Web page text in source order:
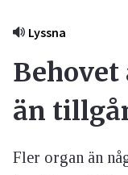
Lyssna
Behovet
än
Fler organ än